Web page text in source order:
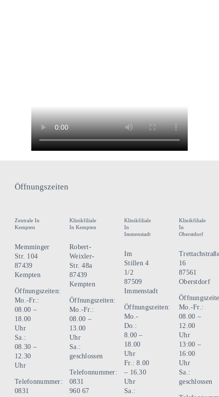
Öffnungszeiten
Zentrale In
Kempten
Memminger
Str. 104
87439
Kempten
Öffnungszeiten:
Mo.-Fr.:
08.00 –
18.00
Uhr
Sa.:
08.30 –
12.30
Uhr
Telefonnummer:
0831
Klinikfiliale
In Kempten
Robert-
Weixler-
Str. 48a
87439
Kempten
Öffnungszeiten:
Mo.-Fr.:
08.00 –
13.00
Uhr
Sa.:
geschlossen
Telefonnummer:
0831
960 67
Klinikfiliale
In
Immenstadt
Im
Stillen 4
1/2
87509
Immenstadt
Öffnungszeiten:
Mo.-
Do.:
8.00 –
18.00
Uhr
Fr.: 8.00
– 16.30
Uhr
Sa.:
Klinikfiliale
In
Oberstdorf
16
87561
Oberstdorf
Mo.-Fr.:
08.00 –
12.00
Uhr
13:00 –
16:00
Uhr
Sa.:
geschlossen